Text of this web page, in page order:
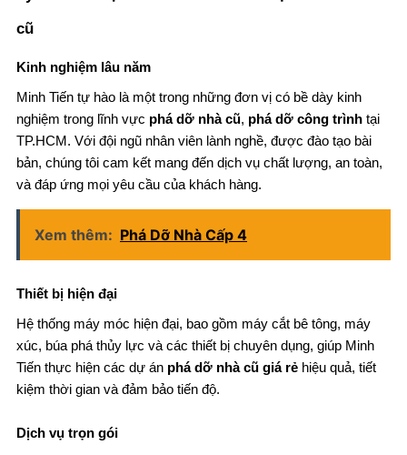
cũ
Kinh nghiệm lâu năm
Minh Tiến tự hào là một trong những đơn vị có bề dày kinh
nghiệm trong lĩnh vực phá dỡ nhà cũ, phá dỡ công trình tại
TP.HCM. Với đội ngũ nhân viên lành nghề, được đào tạo bài
bản, chúng tôi cam kết mang đến dịch vụ chất lượng, an toàn,
và đáp ứng mọi yêu cầu của khách hàng.
Xem thêm: Phá Dỡ Nhà Cấp 4
Thiết bị hiện đại
Hệ thống máy móc hiện đại, bao gồm máy cắt bê tông, máy
xúc, búa phá thủy lực và các thiết bị chuyên dụng, giúp Minh
Tiến thực hiện các dự án phá dỡ nhà cũ giá rẻ hiệu quả, tiết
kiệm thời gian và đảm bảo tiến độ.
Dịch vụ trọn gói